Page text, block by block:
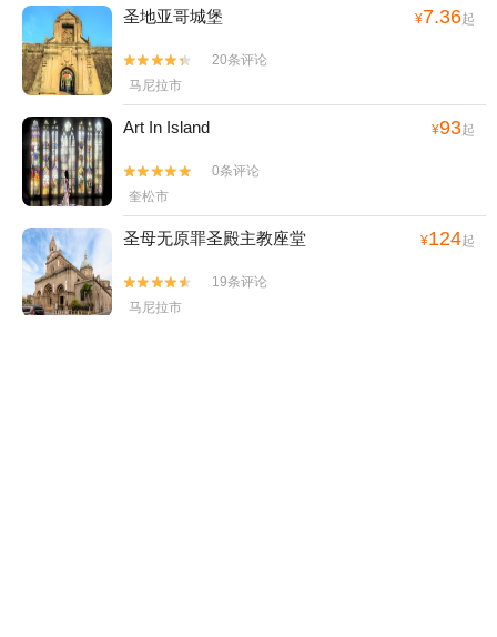
圣地亚哥城堡 ¥7.36起


20条评论
马尼拉市
Art In Island ¥93起


0条评论
奎松市
圣母无原罪圣殿主教座堂 ¥124起


19条评论
马尼拉市